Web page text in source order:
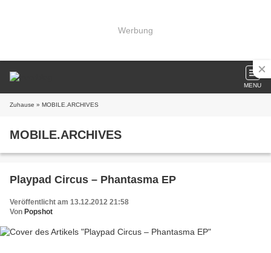
Werbung
MENU
Zuhause » MOBILE.ARCHIVES
MOBILE.ARCHIVES
Playpad Circus – Phantasma EP
Veröffentlicht am 13.12.2012 21:58
Von Popshot